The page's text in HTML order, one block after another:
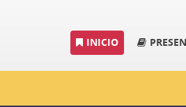
INICIO